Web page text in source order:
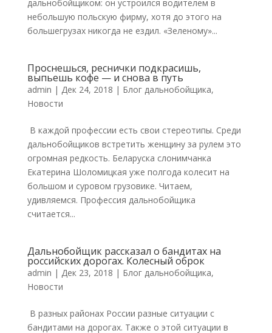
дальнобойщиком: он устроился водителем в
небольшую польскую фирму, хотя до этого на
большегрузах никогда не ездил. «Зеленому»...
Проснешься, реснички подкрасишь,
выпьешь кофе — и снова в путь
admin | Дек 24, 2018 | Блог дальнобойщика,
Новости
В каждой профессии есть свои стереотипы. Среди
дальнобойщиков встретить женщину за рулем это
огромная редкость. Беларуска слонимчанка
Екатерина Шоломицкая уже полгода колесит на
большом и суровом грузовике. Читаем,
удивляемся. Профессия дальнобойщика
считается...
Дальнобойщик рассказал о бандитах на
российских дорогах. Колесный оброк
admin | Дек 23, 2018 | Блог дальнобойщика,
Новости
В разных районах России разные ситуации с
бандитами на дорогах. Также о этой ситуации в